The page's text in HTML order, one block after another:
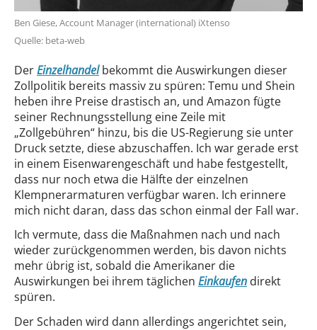
Ben Giese, Account Manager (international) iXtenso
Quelle: beta-web
DerEinzelhandelbekommt die Auswirkungen dieser
Zollpolitik bereits massiv zu spüren: Temu und Shein
heben ihre Preise drastisch an, und Amazon fügte
seiner Rechnungsstellung eine Zeile mit
„Zollgebühren“ hinzu, bis die US-Regierung sie unter
Druck setzte, diese abzuschaffen. Ich war gerade erst
in einem Eisenwarengeschäft und habe festgestellt,
dass nur noch etwa die Hälfte der einzelnen
Klempnerarmaturen verfügbar waren. Ich erinnere
mich nicht daran, dass das schon einmal der Fall war.
Ich vermute, dass die Maßnahmen nach und nach
wieder zurückgenommen werden, bis davon nichts
mehr übrig ist, sobald die Amerikaner die
Auswirkungen bei ihrem täglichen Einkaufen direkt
spüren.
Der Schaden wird dann allerdings angerichtet sein,